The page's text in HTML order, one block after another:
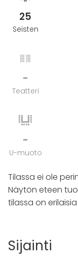
25
Seisten
-
Teatteri
-
U-muoto
Tilassa ei ole
Näytön eteen
tilassa on
Sijainti